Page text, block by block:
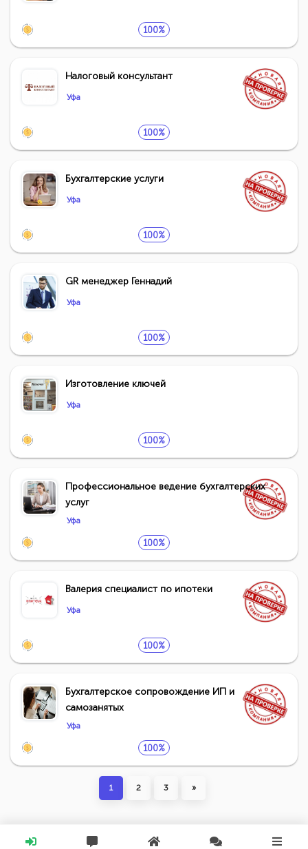
100%
Налоговый консультант
Уфа
100%
Бухгалтерские услуги
Уфа
100%
GR менеджер Геннадий
Уфа
100%
Изготовление ключей
Уфа
100%
Профессиональное ведение бухгалтерских
услуг
Уфа
100%
Валерия специалист по ипотеки
Уфа
100%
Бухгалтерское сопровождение ИП и
самозанятых
Уфа
100%
1 2 3 »